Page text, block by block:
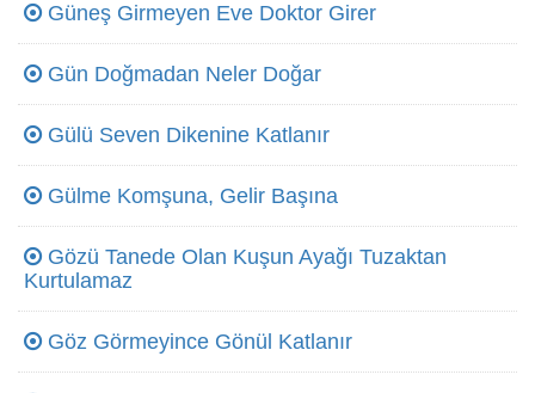
Güneş Girmeyen Eve Doktor Girer
Gün Doğmadan Neler Doğar
Gülü Seven Dikenine Katlanır
Gülme Komşuna, Gelir Başına
Gözü Tanede Olan Kuşun Ayağı Tuzaktan
Kurtulamaz
Göz Görmeyince Gönül Katlanır